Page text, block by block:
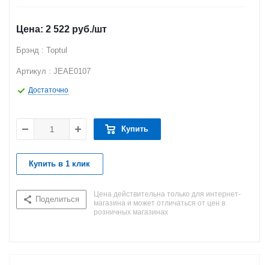
2 522 руб./шт
Брэнд : Toptul
Артикул : JEAE0107
Достаточно
Купить
Купить в 1 клик
Поделиться
Цена действительна только для интернет-
магазина и может отличаться от цен в
розничных магазинах